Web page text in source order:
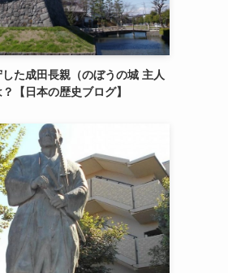
た成田長親（のぼうの城 主人
【日本の歴史ブログ】